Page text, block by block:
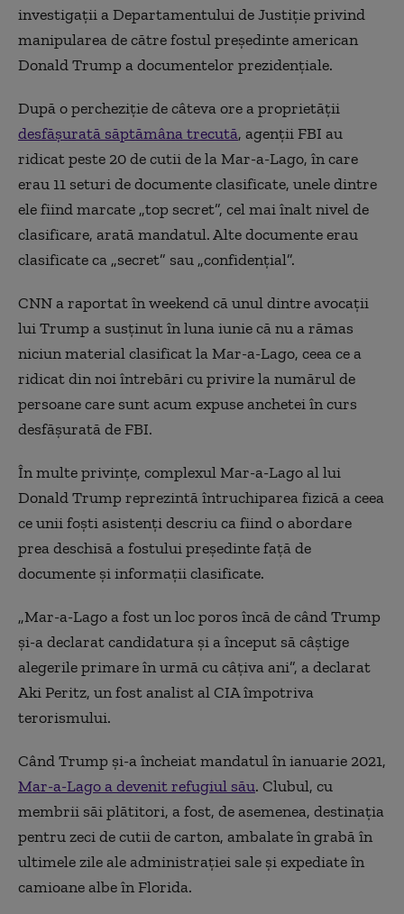
investigații a Departamentului de Justiție privind
manipularea de către fostul președinte american
Donald Trump a documentelor prezidențiale.
După o percheziție de câteva ore a proprietății
desfășurată săptămâna trecută, agenții FBI au
ridicat peste 20 de cutii de la Mar-a-Lago, în care
erau 11 seturi de documente clasificate, unele dintre
ele fiind marcate „top secret”, cel mai înalt nivel de
clasificare, arată mandatul. Alte documente erau
clasificate ca „secret” sau „confidențial”.
CNN a raportat în weekend că unul dintre avocații
lui Trump a susținut în luna iunie că nu a rămas
niciun material clasificat laMar-a-Lago, ceea ce a
ridicat din noiîntrebări cu privire la numărul de
persoane care sunt acum expuse anchetei în curs
desfășurată de FBI.
În multe privințe, complexul Mar-a-Lagoal lui
Donald Trump reprezintă întruchiparea fizică a ceea
ce unii foști asistenți descriu ca fiind o abordare
prea deschisă a fostului președinte față de
documente și informații clasificate.
„Mar-a-Lago a fost un loc poros încă de când Trump
și-a declarat candidatura și a început să câștige
alegerile primare în urmă cu câțiva ani”, a declarat
Aki Peritz, un fost analist al CIA împotriva
terorismului.
Când Trump și-a încheiat mandatul în ianuarie 2021,
Mar-a-Lago a devenit refugiul său. Clubul, cu
membrii săi plătitori, a fost, de asemenea, destinația
pentru zeci de cutii de carton, ambalate în grabă în
ultimele zile ale administrației sale și expediate în
camioane albe în Florida.